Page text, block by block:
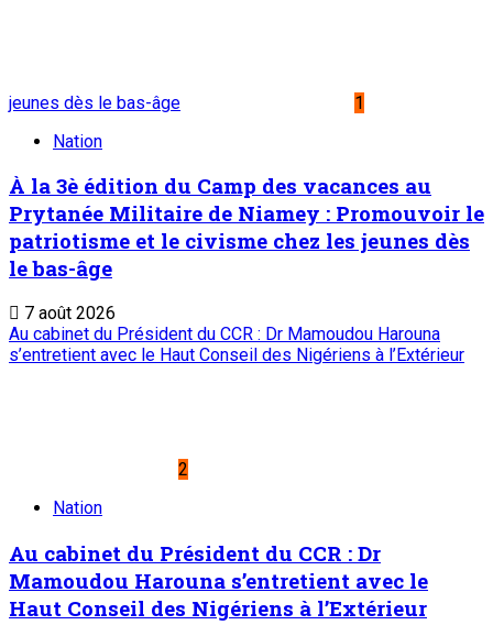
jeunes dès le bas-âge
1
Nation
À la 3è édition du Camp des vacances au
Prytanée Militaire de Niamey : Promouvoir le
patriotisme et le civisme chez les jeunes dès
le bas-âge
7 août 2026
Au cabinet du Président du CCR : Dr Mamoudou Harouna
s’entretient avec le Haut Conseil des Nigériens à l’Extérieur
2
Nation
Au cabinet du Président du CCR : Dr
Mamoudou Harouna s’entretient avec le
Haut Conseil des Nigériens à l’Extérieur